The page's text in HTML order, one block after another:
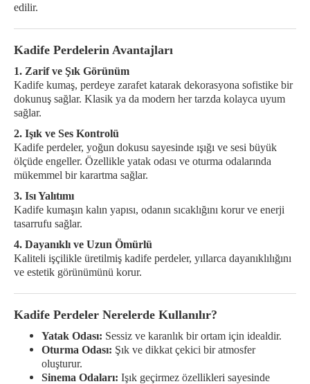
edilir.
Kadife Perdelerin Avantajları
1. Zarif ve Şık Görünüm
Kadife kumaş, perdeye zarafet katarak dekorasyona sofistike bir
dokunuş sağlar. Klasik ya da modern her tarzda kolayca uyum
sağlar.
2. Işık ve Ses Kontrolü
Kadife perdeler, yoğun dokusu sayesinde ışığı ve sesi büyük
ölçüde engeller. Özellikle yatak odası ve oturma odalarında
mükemmel bir karartma sağlar.
3. Isı Yalıtımı
Kadife kumaşın kalın yapısı, odanın sıcaklığını korur ve enerji
tasarrufu sağlar.
4. Dayanıklı ve Uzun Ömürlü
Kaliteli işçilikle üretilmiş kadife perdeler, yıllarca dayanıklılığını
ve estetik görünümünü korur.
Kadife Perdeler Nerelerde Kullanılır?
Yatak Odası: Sessiz ve karanlık bir ortam için idealdir.
Oturma Odası: Şık ve dikkat çekici bir atmosfer
oluşturur.
Sinema Odaları: Işık geçirmez özellikleri sayesinde